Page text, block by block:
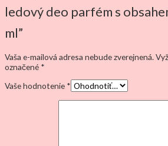
ledový deo parfém s
ml”
Vaša e-mailová adresa nebude zverejnená.
označené *
Vaše hodnotenie *